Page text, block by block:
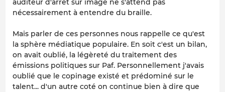
auditeur d'arret sur image ne s'attend pas
nécessairement à entendre du braille.
Mais parler de ces personnes nous rappelle ce qu'est
la sphère médiatique populaire. En soit c'est un bilan,
on avait oublié, la légèreté du traitement des
émissions politiques sur Paf. Personnellement j'avais
oublié que le copinage existé et prédominé sur le
talent... d'un autre coté on continue bien à dire que